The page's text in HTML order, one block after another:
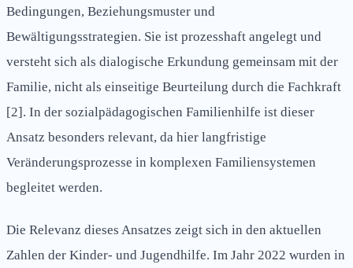
Bedingungen, Beziehungsmuster und
Bewältigungsstrategien. Sie ist prozesshaft angelegt und
versteht sich als dialogische Erkundung gemeinsam mit der
Familie, nicht als einseitige Beurteilung durch die Fachkraft
[2]. In der sozialpädagogischen Familienhilfe ist dieser
Ansatz besonders relevant, da hier langfristige
Veränderungsprozesse in komplexen Familiensystemen
begleitet werden.
Die Relevanz dieses Ansatzes zeigt sich in den aktuellen
Zahlen der Kinder- und Jugendhilfe. Im Jahr 2022 wurden in